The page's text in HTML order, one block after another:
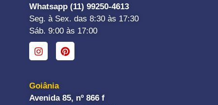
Whatsapp (11) 99250-4613
Seg. à Sex. das 8:30 às 17:30
Sáb. 9:00 às 17:00
Goiânia
Avenida 85, nº 866 f